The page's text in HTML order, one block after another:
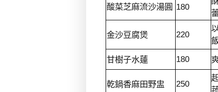
酸菜芝麻流沙湯圓 180
金沙豆腐煲
220
甘樹子水蓮
180
乾鍋香麻田野盅 250